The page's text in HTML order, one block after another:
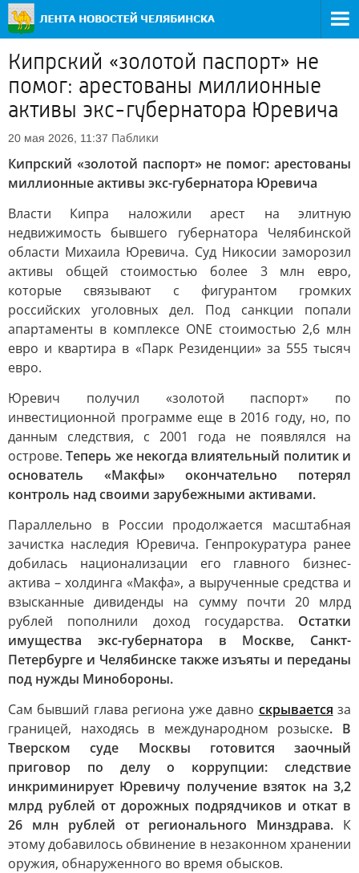
Кипрский «золотой паспорт» не
помог: арестованы миллионные
активы экс-губернатора Юревича
20 мая 2026, 11:37 Паблики
Кипрский «золотой паспорт» не помог: арестованы
миллионные активы экс-губернатора Юревича
Власти Кипра наложили арест на элитную
недвижимость бывшего губернатора Челябинской
области Михаила Юревича. Суд Никосии заморозил
активы общей стоимостью более 3 млн евро,
которые связывают с фигурантом громких
российских уголовных дел. Под санкции попали
апартаменты в комплексе ONE стоимостью 2,6 млн
евро и квартира в «Парк Резиденции» за 555 тысяч
евро.
Юревич получил «золотой паспорт» по
инвестиционной программе еще в 2016 году, но, по
данным следствия, с 2001 года не появлялся на
острове.Теперь же некогда влиятельный политик и
основатель «Макфы» окончательно потерял
контроль над своими зарубежными активами.
Параллельно в России продолжается масштабная
зачистка наследия Юревича. Генпрокуратура ранее
добилась национализации его главного бизнес-
актива – холдинга «Макфа», а вырученные средства и
взысканные дивиденды на сумму почти 20 млрд
рублей пополнили доход государства. Остатки
имущества экс-губернатора в Москве, Санкт-
Петербурге и Челябинске также изъяты и переданы
под нужды Минобороны.
Сам бывший глава региона уже давно скрывается за
границей, находясь в международном розыске. В
Тверском суде Москвы готовится заочный
приговор по делу о коррупции: следствие
инкриминирует Юревичу получение взяток на 3,2
млрд рублей от дорожных подрядчиков и откат в
26 млн рублей от регионального Минздрава. К
этому добавилось обвинение в незаконном хранении
оружия, обнаруженного во время обысков.